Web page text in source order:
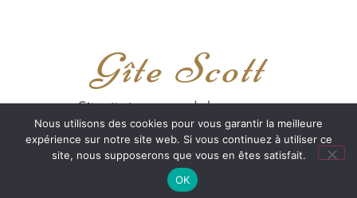
Gîte Scott
Gîte situé au coeur de la campagne
Brantômaise
Découvrir
Nous utilisons des cookies pour vous garantir la meilleure
expérience sur notre site web. Si vous continuez à utiliser ce
site, nous supposerons que vous en êtes satisfait.
OK